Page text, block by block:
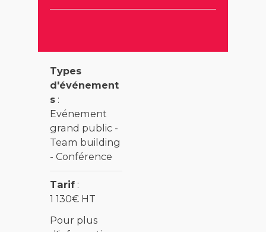
Types
d'événement
s :
Evénement
grand public -
Team building
- Conférence
Tarif :
1 130€ HT
Pour plus